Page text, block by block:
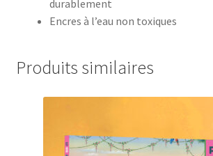
durablement
Encres à l’eau non toxiques
Produits similaires